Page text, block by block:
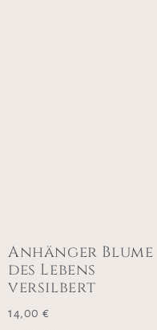
Anhänger Blume
des Lebens
versilbert
14,00 €